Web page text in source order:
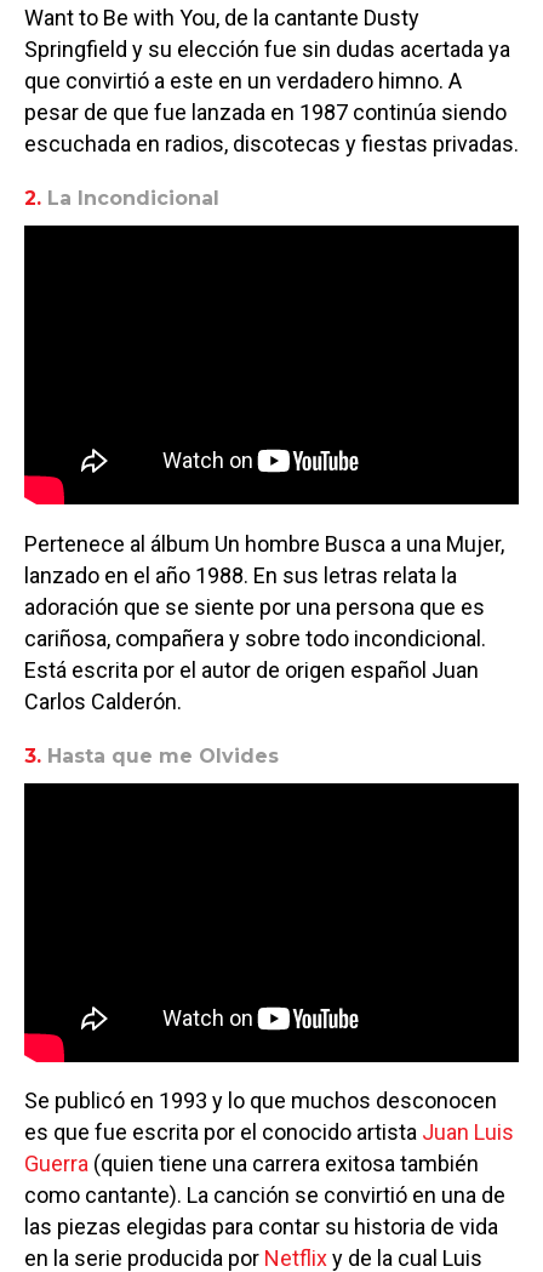
Want to Be with You, de la cantante Dusty
Springfield y su elección fue sin dudas acertada ya
que convirtió a este en un verdadero himno. A
pesar de que fue lanzada en 1987 continúa siendo
escuchada en radios, discotecas y fiestas privadas.
2. La Incondicional
Pertenece al álbum Un hombre Busca a una Mujer,
lanzado en el año 1988. En sus letras relata la
adoración que se siente por una persona que es
cariñosa, compañera y sobre todo incondicional.
Está escrita por el autor de origen español Juan
Carlos Calderón.
3. Hasta que me Olvides
Se publicó en 1993 y lo que muchos desconocen
es que fue escrita por el conocido artista Juan Luis
Guerra (quien tiene una carrera exitosa también
como cantante). La canción se convirtió en una de
las piezas elegidas para contar su historia de vida
en la serie producida por Netflixy de la cual Luis